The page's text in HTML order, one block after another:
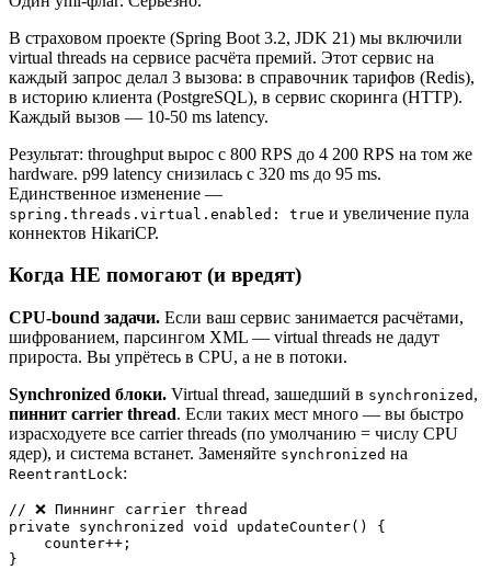
В страховом проекте (Spring Boot 3.2, JDK 21) мы включили
virtual threads на сервисе расчёта премий. Этот сервис на
каждый запрос делал 3 вызова: в справочник тарифов (Redis),
в историю клиента (PostgreSQL), в сервис скоринга (HTTP).
Каждый вызов — 10-50 ms latency.
Результат: throughput вырос с 800 RPS до 4 200 RPS на том же
hardware. p99 latency снизилась с 320 ms до 95 ms.
Единственное изменение —
spring.threads.virtual.enabled: true и увеличение пула
коннектов HikariCP.
Когда НЕ помогают (и вредят)
CPU-bound задачи. Если ваш сервис занимается расчётами,
шифрованием, парсингом XML — virtual threads не дадут
прироста. Вы упрётесь в CPU, а не в потоки.
Synchronized блоки. Virtual thread, зашедший в synchronized ,
пиннит carrier thread. Если таких мест много — вы быстро
израсходуете все carrier threads (по умолчанию = числу CPU
ядер), и система встанет. Заменяйте synchronized на
ReentrantLock:
// ❌ Пиннинг carrier thread
private synchronized void updateCounter() {
    counter++;
}